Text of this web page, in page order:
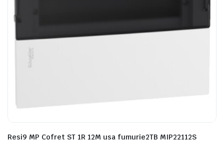
Resi9 MP Cofret ST 1R 12M usa fumurie2TB MIP22112S